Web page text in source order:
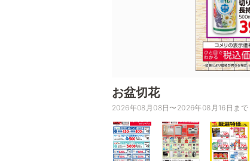
お盆切花
2026年08月08日〜2026年08月16日まで